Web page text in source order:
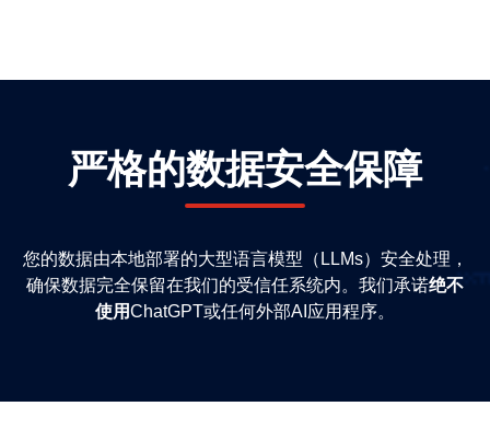
严格的数据安全保障
您的数据由本地部署的大型语言模型（LLMs）安全处理，
确保数据完全保留在我们的受信任系统内。我们承诺绝不
使用ChatGPT或任何外部AI应用程序。